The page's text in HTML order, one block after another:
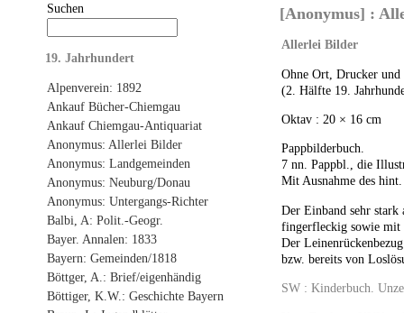
Suchen
19. Jahrhundert
Alpenverein: 1892
Ankauf Bücher-Chiemgau
Ankauf Chiemgau-Antiquariat
Anonymus: Allerlei Bilder
Anonymus: Landgemeinden
Anonymus: Neuburg/Donau
Anonymus: Untergangs-Richter
Balbi, A: Polit.-Geogr.
Bayer. Annalen: 1833
Bayern: Gemeinden/1818
Böttger, A.: Brief/eigenhändig
Böttiger, K.W.: Geschichte Bayern
[Anonymus] :
Allerlei Bilder
Ohne Ort, Drucker und
(2. Hälfte 19.
Oktav : 20 × 16 cm
Pappbilderbuch.
7 nn. Pappbl., die
Mit Ausnahme des
Der Einband sehr
fingerfleckig sowie mit
Der
bzw. bereits von
SW : Kinderbuch.